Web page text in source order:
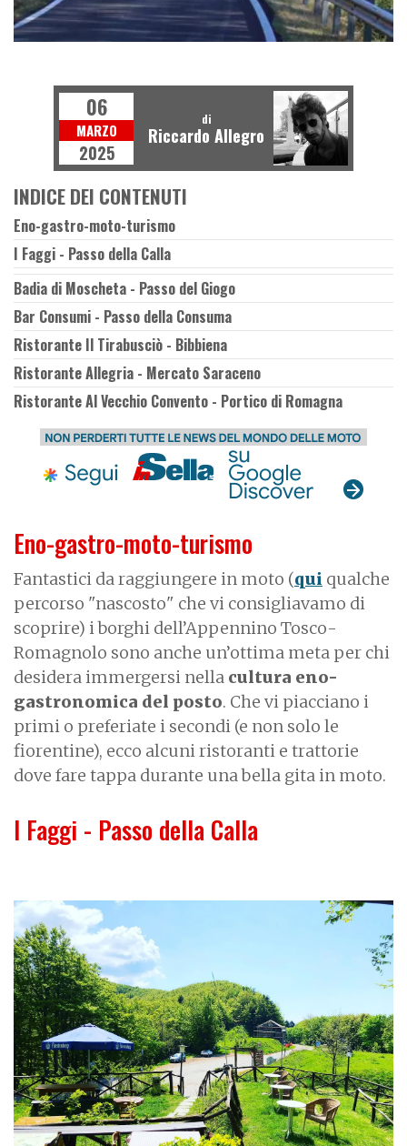
Eno-gastro-moto-turismo
Fantastici da raggiungere in moto (qui qualche
percorso "nascosto" che vi consigliavamo di
scoprire) i borghi dell’Appennino Tosco-
Romagnolo sono anche un’ottima meta per chi
desidera immergersi nella cultura eno-
gastronomica del posto. Che vi piacciano i
primi o preferiate i secondi (e non solo le
fiorentine), ecco alcuni ristoranti e trattorie
dove fare tappa durante una bella gita in moto.
I Faggi - Passo della Calla
06
MARZO
2025
di
Riccardo Allegro
INDICE DEI CONTENUTI
Eno-gastro-moto-turismo
I Faggi - Passo della Calla
Badia di Moscheta - Passo del Giogo
Bar Consumi - Passo della Consuma
Ristorante Il Tirabusciò - Bibbiena
Ristorante Allegria - Mercato Saraceno
Ristorante Al Vecchio Convento - Portico di Romagna